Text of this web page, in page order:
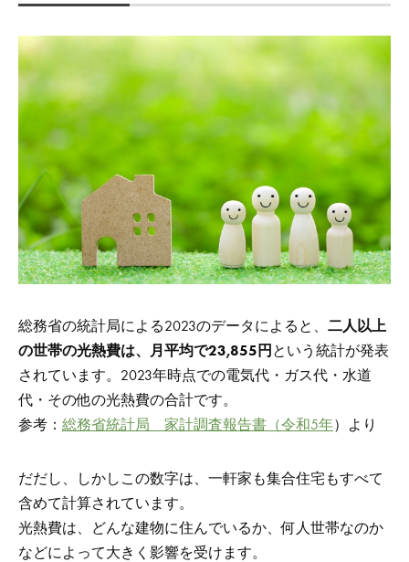
総務省の統計局による2023のデータによると、 二人以上
の世帯の光熱費は、月平均で23,855円 という統計が発表
されています。2023年時点での電気代・ガス代・水道
代・その他の光熱費の合計です。
参考： 総務省統計局 家計調査報告書（令和5年）より
だだし、しかしこの数字は、一軒家も集合住宅もすべて
含めて計算されています。
光熱費は、どんな建物に住んでいるか、何人世帯なのか
などによって大きく影響を受けます。